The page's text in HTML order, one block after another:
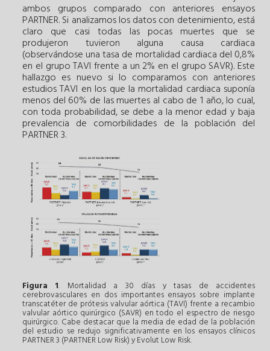
ambos grupos comparado con anteriores ensayos
PARTNER. Si analizamos los datos con detenimiento, está
claro que casi todas las pocas muertes que se
produjeron tuvieron alguna causa cardiaca
(observándose una tasa de mortalidad cardiaca del 0,8%
en el grupo TAVI frente a un 2% en el grupo SAVR). Este
hallazgo es nuevo si lo comparamos con anteriores
estudios TAVI en los que la mortalidad cardiaca suponía
menos del 60% de las muertes al cabo de 1 año, lo cual,
con toda probabilidad, se debe a la menor edad y baja
prevalencia de comorbilidades de la población del
PARTNER 3.
Figura 1. Mortalidad a 30 días y tasas de accidentes
cerebrovasculares en dos importantes ensayos sobre implante
transcatéter de prótesis valvular aórtica (TAVI) frente a recambio
valvular aórtico quirúrgico (SAVR) en todo el espectro de riesgo
quirúrgico. Cabe destacar que la media de edad de la población
del estudio se redujo significativamente en los ensayos clínicos
PARTNER 3 (PARTNER Low Risk) y Evolut Low Risk.